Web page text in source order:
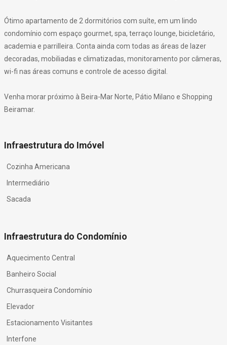
Ótimo apartamento de 2 dormitórios com suíte, em um lindo
condomínio com espaço gourmet, spa, terraço lounge, bicicletário,
academia e parrilleira. Conta ainda com todas as áreas de lazer
decoradas, mobiliadas e climatizadas, monitoramento por câmeras,
wi-fi nas áreas comuns e controle de acesso digital.
Venha morar próximo à Beira-Mar Norte, Pátio Milano e Shopping
Beiramar.
Infraestrutura do Imóvel
Cozinha Americana
Intermediário
Sacada
Infraestrutura do Condomínio
Aquecimento Central
Banheiro Social
Churrasqueira Condomínio
Elevador
Estacionamento Visitantes
Interfone